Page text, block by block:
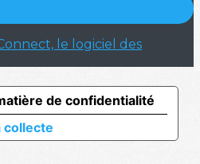
le logiciel des
collecte
de confidentialité